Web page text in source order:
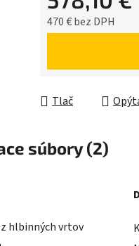
hviezdičiek.
470 € bez DPH
Tlač
súbory (2)
hlbinných vrtov